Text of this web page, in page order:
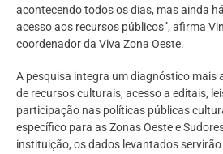
acontecendo todos os dias, mas ainda
acesso aos recursos públicos”, afirma
coordenador da Viva Zona Oeste.
A pesquisa integra um diagnóstico mais
de recursos culturais, acesso a editais,
participação nas políticas públicas
específico para as Zonas Oeste e
instituição, os dados levantados